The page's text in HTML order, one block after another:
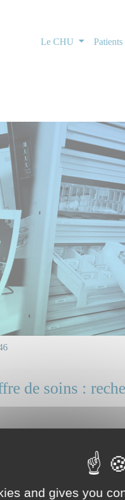
Le CHU
de soins :
ou unité(s)
and gives you